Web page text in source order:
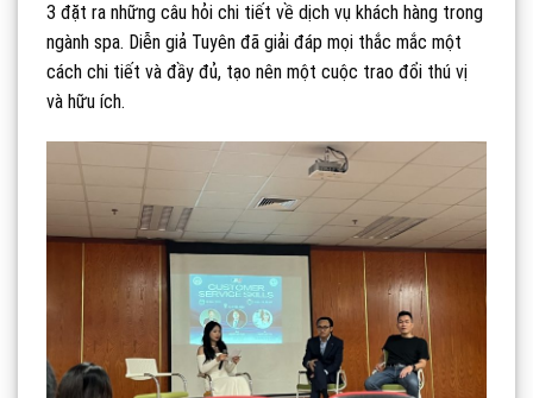
3 đặt ra những câu hỏi chi tiết về dịch vụ khách hàng trong
ngành spa. Diễn giả Tuyên đã giải đáp mọi thắc mắc một
cách chi tiết và đầy đủ, tạo nên một cuộc trao đổi thú vị
và hữu ích.